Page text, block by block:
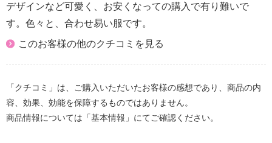
デザインなど可愛く、お安くなっての購入で有り難いで
す。色々と、合わせ易い服です。
このお客様の他のクチコミを見る
「クチコミ」は、ご購入いただいたお客様の感想であり、商品の内
容、効果、効能を保障するものではありません。
商品情報については「基本情報」にてご確認ください。